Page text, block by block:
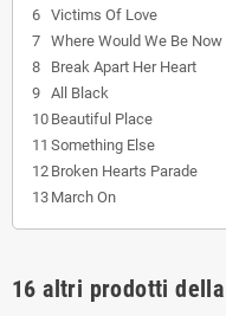
6 Victims Of Love
7 Where Would We Be Now
8
Break Apart Her Heart
9 All Black
10 Beautiful Place
11 Something Else
12 Broken Hearts Parade
13 March On
16 altri prodotti